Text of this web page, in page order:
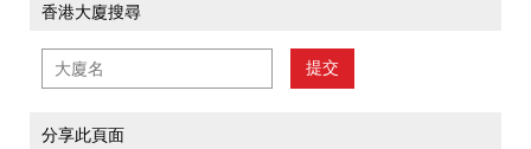
香港大廈搜尋
提交
分享此頁面